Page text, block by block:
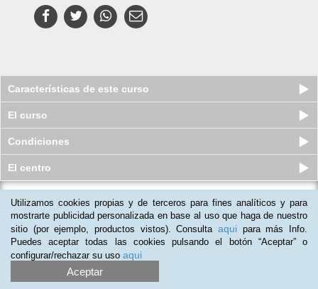
Características de este curso
El curso
Condiciones
El centro
Curso a distancia de Coach en
Gestión del Estrés y Relajación
Plazas agotadas
$374.850 ars $76.298ars
( 3)
Utilizamos cookies propias y de terceros para fines analíticos y para
mostrarte publicidad personalizada en base al uso que haga de nuestro
sitio (por ejemplo, productos vistos). Consulta aqui para más Info.
Puedes aceptar todas las cookies pulsando el botón “Aceptar” o
configurar/rechazar su uso aqui
Aceptar